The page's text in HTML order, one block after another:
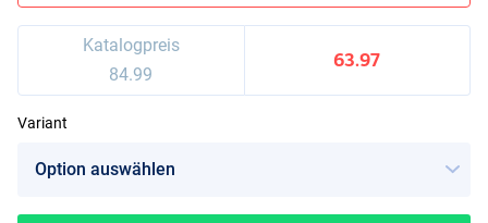
Katalogpreis
84.99
63.97
Variant